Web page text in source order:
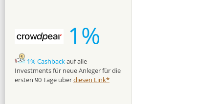
1%
1% Cashbackauf alle
Investments für neue Anleger für die
ersten 90 Tage überdiesen Link*